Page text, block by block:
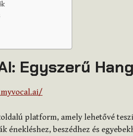
Egyszerű
platform, amely lehetővé
énekléshez, beszédhez és